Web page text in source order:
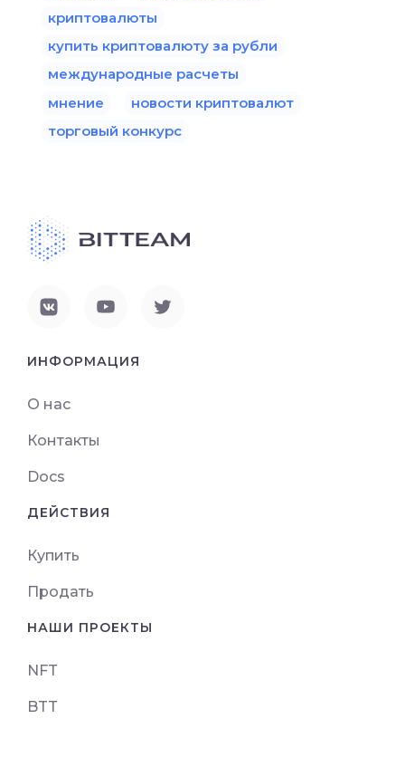
криптовалюты
купить криптовалюту за рубли
международные расчеты
мнение
новости криптовалют
торговый конкурс
ИНФОРМАЦИЯ
О нас
Контакты
Docs
ДЕЙСТВИЯ
Купить
Продать
НАШИ ПРОЕКТЫ
NFT
BTT